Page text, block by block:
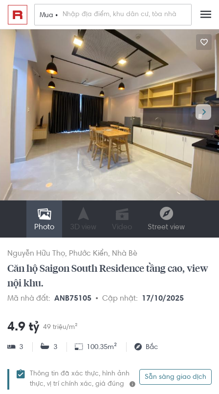
Mua •
Photo 3D view Video Street view
Nguyễn Hữu Thọ Phước Kiển Nhà Bè
Căn hộ Saigon South Residence tầng cao, view
nội khu.
Mã nhà đất: ANB75105 Cập nhật: 17/10/2025
4.9 tỷ 49 triệu/m²
3 3 100.35m² Bắc
Thông tin đã xác thực, hình ảnh
thực, vị trí chính xác, giá đúng
Sẵn sàng giao dịch